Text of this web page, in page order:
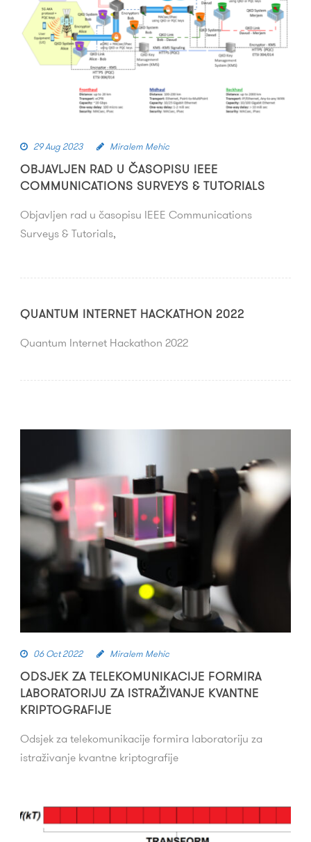
29 Aug 2023 Miralem Mehic
OBJAVLJEN RAD U ČASOPISU IEEE
COMMUNICATIONS SURVEYS & TUTORIALS
Objavljen rad u časopisu IEEE Communications
Surveys & Tutorials,
QUANTUM INTERNET HACKATHON 2022
Quantum Internet Hackathon 2022
06 Oct 2022 Miralem Mehic
ODSJEK ZA TELEKOMUNIKACIJE FORMIRA
LABORATORIJU ZA ISTRAŽIVANJE KVANTNE
KRIPTOGRAFIJE
Odsjek za telekomunikacije formira laboratoriju za
istraživanje kvantne kriptografije